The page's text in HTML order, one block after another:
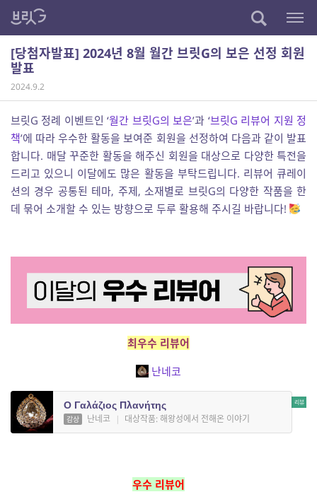
[당첨자발표] 2024년 8월 월간 브릿G의 보은 선정 회원
발표
2024.9.2
브릿G 정례 이벤트인 ‘월간 브릿G의 보은’과 ‘브릿G 리뷰어 지원 정
책’에 따라 우수한 활동을 보여준 회원을 선정하여 다음과 같이 발표
합니다. 매달 꾸준한 활동을 해주신 회원을 대상으로 다양한 특전을
드리고 있으니 이달에도 많은 활동을 부탁드립니다. 리뷰어 큐레이
션의 경우 공통된 테마, 주제, 소재별로 브릿G의 다양한 작품을 한
데 묶어 소개할 수 있는 방향으로 두루 활용해 주시길 바랍니다!
최우수 리뷰어
난네코
Ο Γαλάζιος Πλανήτης
감상 난네코 | 대상작품: 해왕성에서 전해온 이야기
우수 리뷰어